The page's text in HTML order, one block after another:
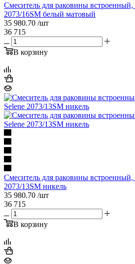
Смеситель для раковины
2073/16SM белый матовый
35 980.70 /шт
36 715
В корзину
Смеситель для раковины
2073/13SM никель
35 980.70 /шт
36 715
В корзину